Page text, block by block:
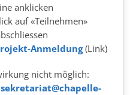
anklicken
auf «Teilnehmen»
Anmeldung(Link)
nicht möglich:
sekretariat@chapelle-